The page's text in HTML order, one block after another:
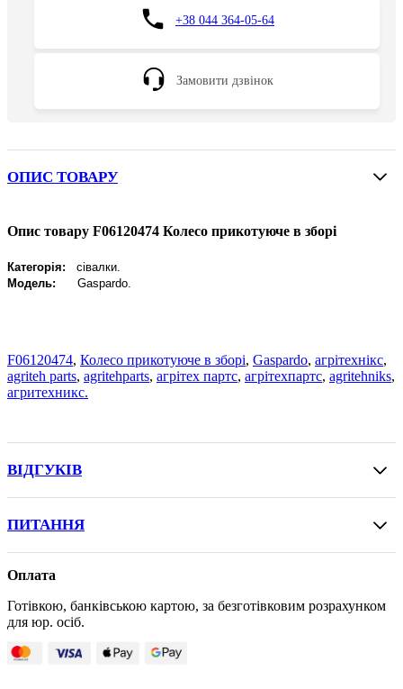
+38 044 364-05-64
Замовити дзвінок
ОПИС ТОВАРУ
Опис товару F06120474 Колесо прикотуюче в зборі
Категорія: сівалки.
Модель: Gaspardo.
F06120474, Колесо прикотуюче в зборі, Gaspardo, агрітехнікс,
agriteh parts, agritehparts, агрітех партс, агрітехпартс, agritehniks,
агритехникс.
ВІДГУКІВ
ПИТАННЯ
Оплата
Готівкою, банківською картою, за безготівковим розрахунком
для юр. осіб.